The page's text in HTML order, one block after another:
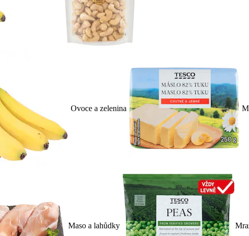
Ovoce a zelenina
Maso a lahůdky